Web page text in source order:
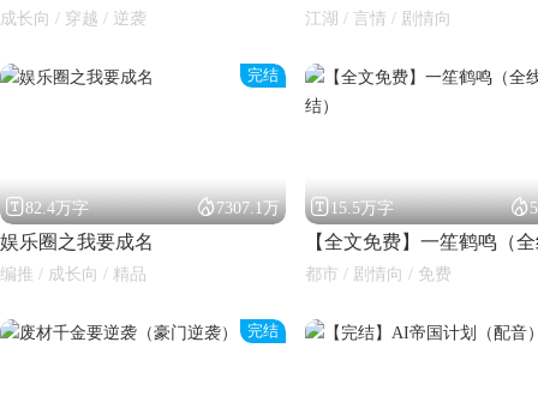
成长向 / 穿越 / 逆袭 江湖 / 言情 / 剧情向
完结
82.4万字 7307.1万
娱乐圈之我要成名
编推 / 成长向 / 精品
15.5万字 
都市 / 剧情向 / 免费
完结